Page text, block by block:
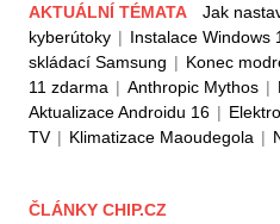
AKTUÁLNÍ TÉMATA Jak
kyberútoky | Instalace Windows
skládací Samsung | Konec
11 zdarma | Anthropic Mythos |
Aktualizace Androidu 16 |
TV | Klimatizace Maoudegola |
ČLÁNKY CHIP.CZ